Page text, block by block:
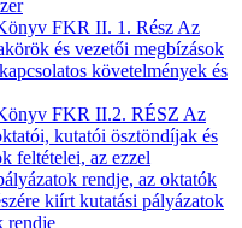
FKR II. 1. Rész Az
és vezetői megbízások
követelmények és
FKR II.2. RÉSZ Az
kutatói ösztöndíjak és
feltételei, az ezzel
rendje, az oktatók
kiírt kutatási pályázatok
rendje